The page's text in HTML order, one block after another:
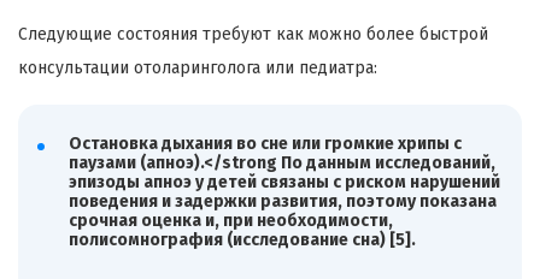
Следующие состояния требуют как можно более быстрой
консультации отоларинголога или педиатра:
Остановка дыхания во сне или громкие хрипы с
паузами (апноэ).</strong По данным исследований,
эпизоды апноэ у детей связаны с риском нарушений
поведения и задержки развития, поэтому показана
срочная оценка и, при необходимости,
полисомнография (исследование сна) [5].